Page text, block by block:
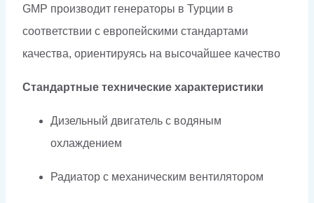
GMP производит генераторы в Турции в
соответствии с европейскими стандартами
качества, ориентируясь на высочайшее качество
Стандартные технические характеристики
Дизельный двигатель с водяным
охлаждением
Радиатор с механическим вентилятором